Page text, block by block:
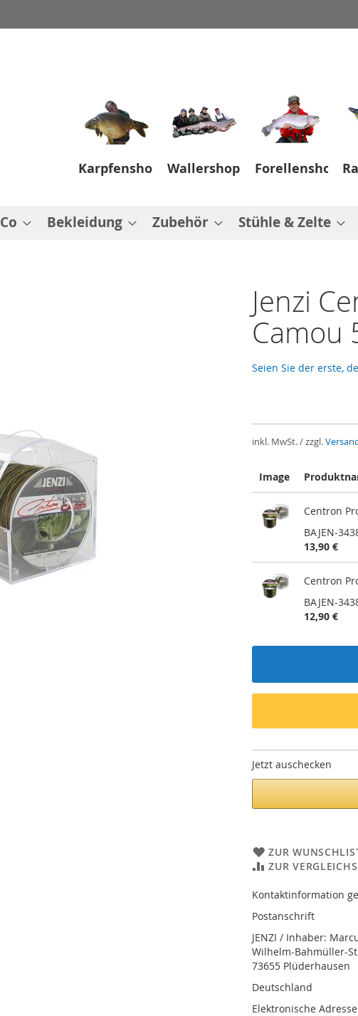
Karpfenshop Wallershop Forellenshop
Bekleidung Zubehör Stühle & Zelte
Jenzi
Camou
Seien Sie der erste,
inkl. MwSt. / zzgl.
Produkte
Image
Centron
BAJEN-
13,90 €
Centron
BAJEN-
12,90 €
Jetzt auschecken
ZUR
ZUR
Kontaktinformation
Postanschrift
JENZI / Inhaber:
Wilhelm-Bahmüller-
73655 Plüderhausen
Deutschland
Elektronische